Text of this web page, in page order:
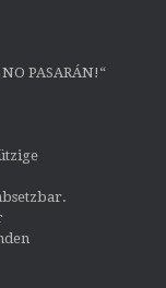
PASARÁN!“